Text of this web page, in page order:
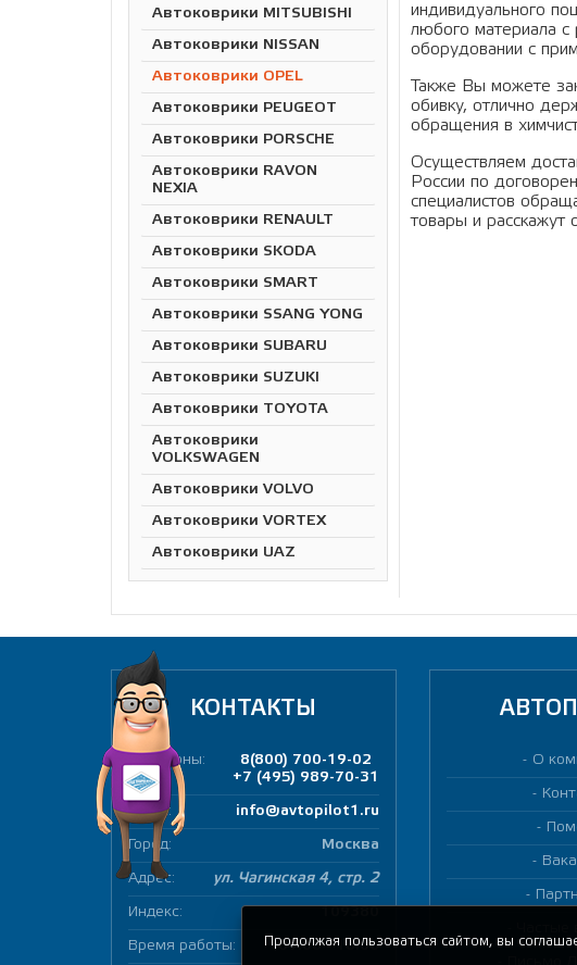
Автоковрики MITSUBISHI
Автоковрики NISSAN
Автоковрики OPEL
Автоковрики PEUGEOT
Автоковрики PORSCHE
Автоковрики RAVON
NEXIA
Автоковрики RENAULT
Автоковрики SKODA
Автоковрики SMART
Автоковрики SSANG YONG
Автоковрики SUBARU
Автоковрики SUZUKI
Автоковрики TOYOTA
Автоковрики
VOLKSWAGEN
Автоковрики VOLVO
Автоковрики VORTEX
Автоковрики UAZ
индивидуального
любого материала
оборудовании с
Также Вы можете
обивку, отлично
обращения в
Осуществляем
России по
специалистов
товары и расскажут
КОНТАКТЫ
Телефоны:
8(800) 700-19-02
+7 (495) 989-70-31
E-mail: info@avtopilot1.ru
Город: Москва
Адрес: ул. Чагинская 4, стр. 2
Индекс:
Время работы: 09:00 - 18:00
О
Продолжая пользоваться сайтом, вы